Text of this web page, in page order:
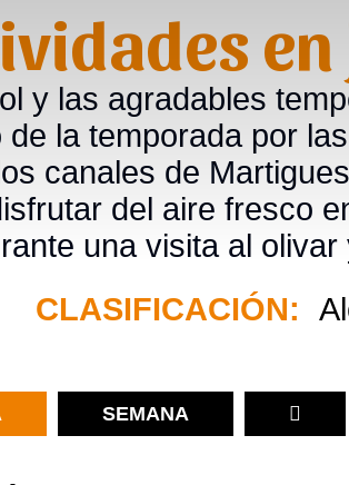
y las agradables
la temporada por
canales de
del aire fresco
una visita al
CLASIFICACIÓN:
SEMANA